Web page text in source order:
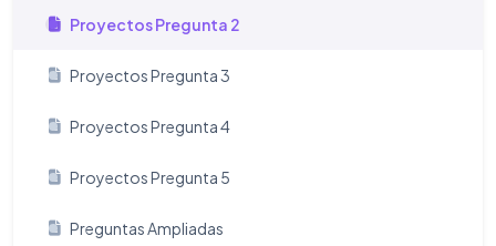
Proyectos Pregunta 2
Proyectos Pregunta 3
Proyectos Pregunta 4
Proyectos Pregunta 5
Preguntas Ampliadas